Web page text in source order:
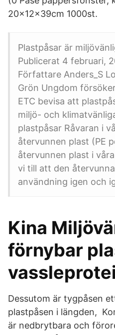
20x12x39cm 1000st.
Plastpåsar är
Publicerat 4 februari,
Författare Anders_S
Grön Ungdom
ETC bevisa att
miljö- och
plastpåsar Råvaran i
återvunnen plast (PE
återvunnen plast i
vi till att den
användning igen och
Kina
förnybar
Dessutom är tygpåsen
plastpåsen i längden,
är nedbrytbara och